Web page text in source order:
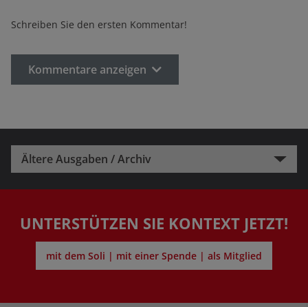
Schreiben Sie den ersten Kommentar!
Kommentare anzeigen
Ältere Ausgaben / Archiv
UNTERSTÜTZEN SIE KONTEXT JETZT!
mit dem Soli | mit einer Spende | als Mitglied